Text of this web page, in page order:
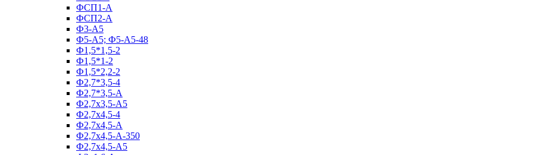
ФСП1-А
ФСП2-А
Ф3-А5
Ф5-А5; Ф5-А5-48
Ф1,5*1,5-2
Ф1,5*1-2
Ф1,5*2,2-2
Ф2,7*3,5-4
Ф2,7*3,5-А
Ф2,7х3,5-А5
Ф2,7х4,5-4
Ф2,7х4,5-А
Ф2,7х4,5-А-350
Ф2,7х4,5-А5